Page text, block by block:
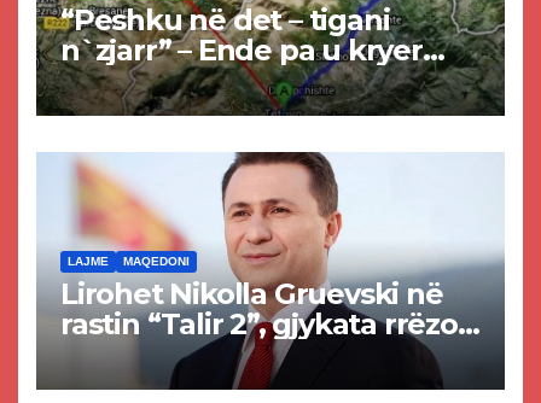
“Peshku në det – tigani
n`zjarr” – Ende pa u kryer
projekti i tunelit, komuna e
Tetovës nis punimet për
LAJME MAQEDONI
Lirohet Nikolla Gruevski në
rastin “Talir 2”, gjykata rrëzon
akuzat për ndërtimin e
paligjshëm të selisë së